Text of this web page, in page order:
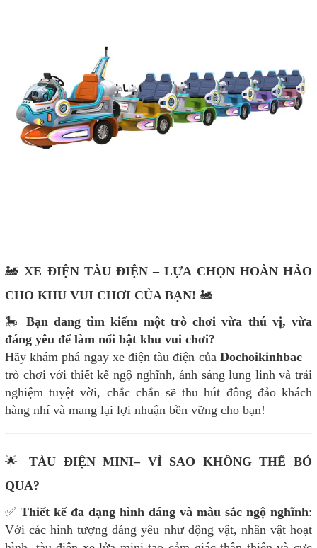
🚂 XE ĐIỆN TÀU ĐIỆN – LỰA CHỌN HOÀN HẢO
CHO KHU VUI CHƠI CỦA BẠN! 🚂
🎠 Bạn đang tìm kiếm một trò chơi vừa thú vị, vừa
đáng yêu để làm nổi bật khu vui chơi?
Hãy khám phá ngay xe điện tàu điện của Dochoikinhbac–
trò chơi với thiết kế ngộ nghĩnh, ánh sáng lung linh và trải
nghiệm tuyệt vời, chắc chắn sẽ thu hút đông đảo khách
hàng nhí và mang lại lợi nhuận bền vững cho bạn!
🌟TÀU ĐIỆN MINI– VÌ SAO KHÔNG THỂ BỎ
QUA?
✅ Thiết kế đa dạng hình dáng và màu sắc ngộ nghĩnh:
Với các hình tượng đáng yêu như động vật, nhân vật hoạt